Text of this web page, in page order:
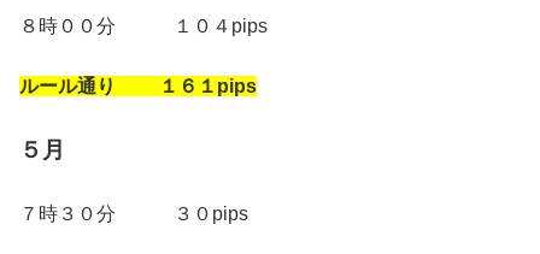
８時００分 １０４pips
ルール通り １６１pips
５月
７時３０分 ３０pips